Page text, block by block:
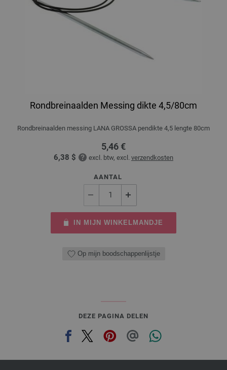
Rondbreinaalden Messing dikte 4,5/80cm
Rondbreinaalden messing LANA GROSSA pendikte 4,5 lengte 80cm
5,46 €
6,38 $ excl. btw, excl. verzendkosten
AANTAL
IN MIJN WINKELMANDJE
Op mijn boodschappenlijstje
DEZE PAGINA DELEN